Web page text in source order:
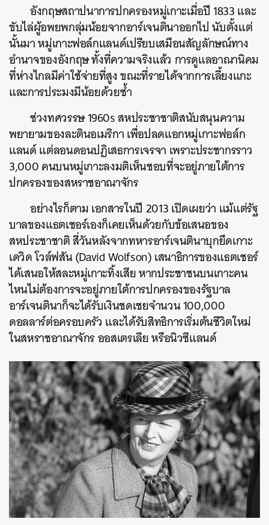
อังกฤษสถาปนาการปกครองหมู่เกาะเมื่อปี 1833 และ
ขับไล่ผู้อพยพกลุ่มน้อยจากอาร์เจนตินาออกไป นับตั้งแต่
นั้นมา หมู่เกาะฟอล์กแลนด์เปรียบเสมือนสัญลักษณ์ทาง
อำนาจของอังกฤษ ทั้งที่ความจริงแล้ว การดูแลอาณานิคม
ที่ห่างไกลมีค่าใช้จ่ายที่สูง ขณะที่รายได้จากการเลี้ยงแกะ
และการประมงมีน้อยด้วยซ้ำ
ช่วงทศวรรษ 1960s สหประชาชาติสนับสนุนความ
พยายามของละตินอเมริกา เพื่อปลดแอกหมู่เกาะฟอล์ก
แลนด์ แต่ลอนดอนปฏิเสธการเจรจา เพราะประชากรราว
3,000 คนบนหมู่เกาะลงมติเห็นชอบที่จะอยู่ภายใต้การ
ปกครองของสหราชอาณาจักร
อย่างไรก็ตาม เอกสารในปี 2013 เปิดเผยว่า แม้แต่รัฐ
บาลของแธตเชอร์เองก็เคยเห็นด้วยกับข้อเสนอของ
สหประชาชาติ สี่วันหลังจากทหารอาร์เจนตินาบุกยึดเกาะ
เดวิด โวล์ฟสัน (David Wolfson) เสนาธิการของแธตเชอร์
ได้เสนอให้สละหมู่เกาะทิ้งเสีย หากประชาชนบนเกาะคน
ไหนไม่ต้องการจะอยู่ภายใต้การปกครองของรัฐบาล
อาร์เจนตินาก็จะได้รับเงินชดเชยจำนวน 100,000
ดอลลาร์ต่อครอบครัว และได้รับสิทธิการเริ่มต้นชีวิตใหม่
ในสหราชอาณาจักร ออสเตรเลีย หรือนิวซีแลนด์